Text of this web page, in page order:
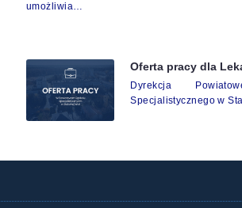
umożliwia…
Oferta pracy dla
Dyrekcja
Specjalistycznego w